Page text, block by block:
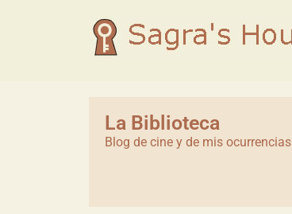
La Biblioteca
Blog de cine y de mis ocurrencias